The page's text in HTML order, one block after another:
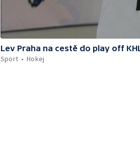
Lev Praha na cestě do play off KHL
Sport
Hokej